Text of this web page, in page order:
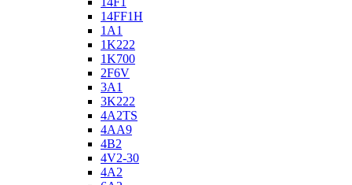
14FF1H
1A1
1K222
1K700
2F6V
3A1
3K222
4A2TS
4AA9
4B2
4V2-30
4А2